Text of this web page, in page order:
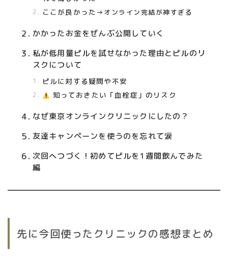
ここが良かった→ オンライン完結が神すぎる
かかったお金をぜんぶ公開していく
私が低用量ピルを試せなかった理由とピルのリ
スクについて
ピルに対する疑問や不安
知っておきたい「血栓症」のリスク
なぜ東京オンラインクリニックにしたの？
友達キャンペーンを使うのを忘れて涙
次回へつづく！初めてピルを1週間飲んでみた
編
先に今回使ったクリニックの感想まとめ